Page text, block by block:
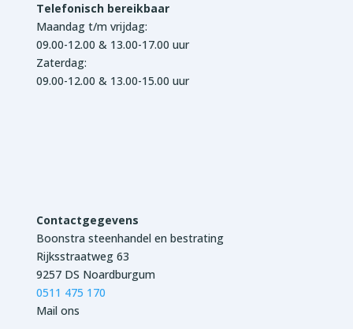
Telefonisch bereikbaar
Maandag t/m vrijdag:
09.00-12.00 & 13.00-17.00 uur
Zaterdag:
09.00-12.00 & 13.00-15.00 uur
Contactgegevens
Boonstra steenhandel en bestrating
Rijksstraatweg 63
9257 DS Noardburgum
0511 475 170
Mail ons